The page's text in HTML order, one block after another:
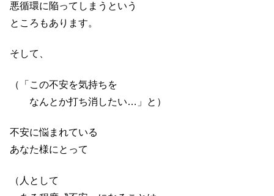
悪循環に陥ってしまうという
ところもあります。
そして、
（「この不安を気持ちを
なんとか打ち消したい…」と）
不安に悩まれている
あなた様にとって
（人として